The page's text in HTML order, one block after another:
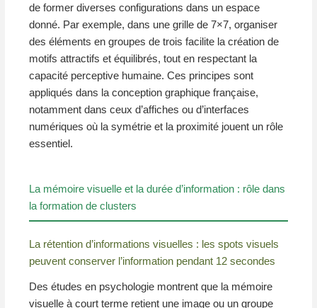
de former diverses configurations dans un espace
donné. Par exemple, dans une grille de 7×7, organiser
des éléments en groupes de trois facilite la création de
motifs attractifs et équilibrés, tout en respectant la
capacité perceptive humaine. Ces principes sont
appliqués dans la conception graphique française,
notamment dans ceux d’affiches ou d’interfaces
numériques où la symétrie et la proximité jouent un rôle
essentiel.
La mémoire visuelle et la durée d’information : rôle dans
la formation de clusters
La rétention d’informations visuelles : les spots visuels
peuvent conserver l’information pendant 12 secondes
Des études en psychologie montrent que la mémoire
visuelle à court terme retient une image ou un groupe